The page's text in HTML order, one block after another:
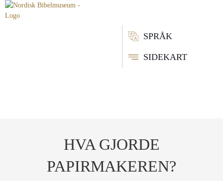
SPRÅK
SIDEKART
HVA GJORDE
PAPIRMAKEREN?